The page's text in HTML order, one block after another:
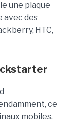
une plaque
avec des
HTC,
ce
mobiles.